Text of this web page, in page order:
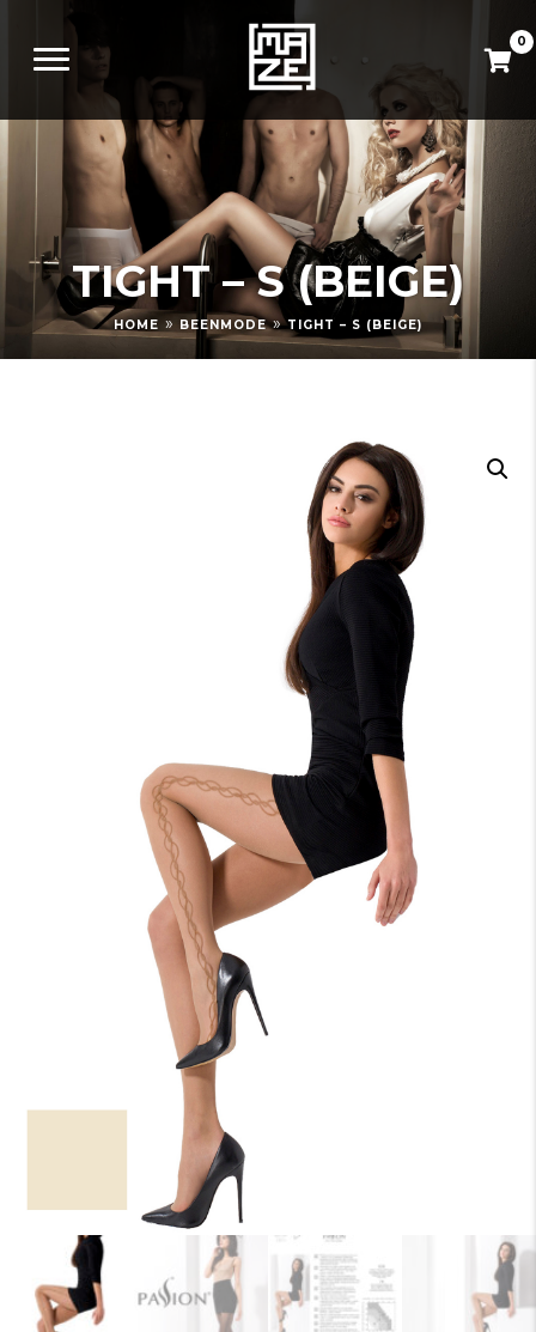
0
TIGHT – S (BEIGE)
HOME » BEENMODE » TIGHT – S (BEIGE)